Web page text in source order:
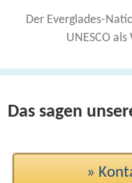
Der Everglades-
UNESCO
Das sagen
»